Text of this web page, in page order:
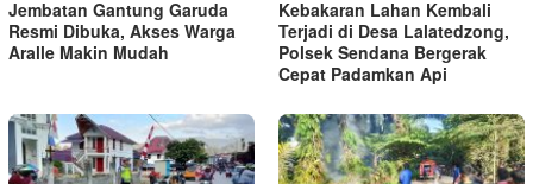
Jembatan Gantung Garuda
Resmi Dibuka, Akses Warga
Aralle Makin Mudah
Kebakaran Lahan Kembali
Terjadi di Desa Lalatedzong,
Polsek Sendana Bergerak
Cepat Padamkan Api